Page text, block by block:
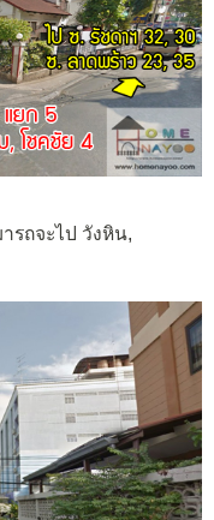
รถจะไป วังหิน,